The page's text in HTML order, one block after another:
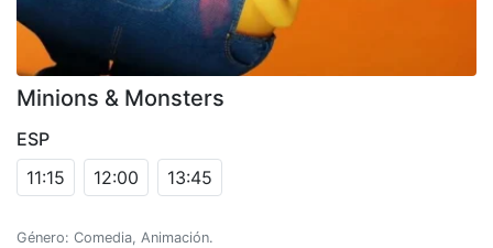
Minions & Monsters
ESP
11:15
12:00 13:45
Género: Comedia, Animación.